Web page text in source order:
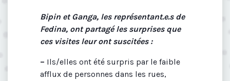
Bipin et Ganga, les représentant.e.s de
Fedina, ont partagé les surprises que
ces visites leur ont suscitées :
– Ils/elles ont été surpris par le faible
afflux de personnes dans les rues,